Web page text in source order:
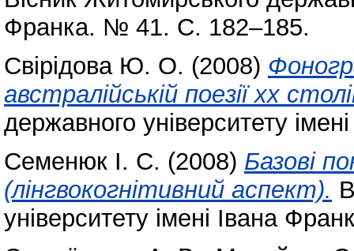
Франка. № 41. С. 182–185.
Свірідова Ю. О. (2008)
австралійській поезії хх
державного університету
Семенюк І. С. (2008) Базові
(лінгвокогнітивний аспект).
університету імені Івана